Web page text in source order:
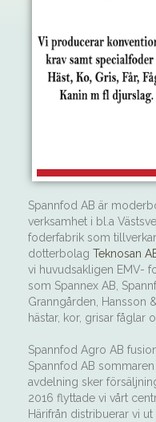
Spannfod AB är
verksamhet i bl.a
foderfabrik som
dotterbolag Teknosan
vi huvudsakligen EMV-
som Spannex AB,
Granngården, Hansson
hästar, kor, grisar fåglar
Spannfod Agro AB
Spannfod AB
avdelning sker
2016 flyttade vi vårt
Härifrån distribuerar vi